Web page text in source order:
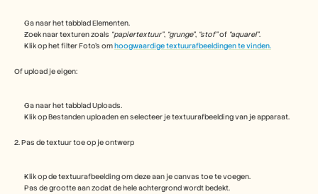
Ga naar het tabblad Elementen.
Zoek naar texturen zoals “papiertextuur”, “grunge”, “stof” of “aquarel”.
Klik op het filter Foto's om hoogwaardige textuurafbeeldingen te vinden.
Of upload je eigen:
Ga naar het tabblad Uploads.
Klik op Bestanden uploaden en selecteer je textuurafbeelding van je apparaat.
2. Pas de textuur toe op je ontwerp
Klik op de textuurafbeelding om deze aan je canvas toe te voegen.
Pas de grootte aan zodat de hele achtergrond wordt bedekt.
Prijzen
Carrières
Plan een demo
Start gratis proefperiode